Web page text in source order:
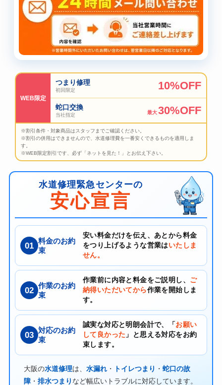
WEB限定
つまり修理
初回限定 10%OFF
蛇口交換
当社指定 最大30%OFF
※割引条件・対象商品はスタッフまでご確認ください。
※割引の併用はできませんので、水道修理費を一番安くできるものを適用しま
す。
※WEB限定割引です、必ず「ネットを見た！」とお伝え下さい。
水道修理緊急センターの
安心宣言
01 料金のお約
束
安い料金だけを伝え、あとから料金
をつり上げるような営業はいたしま
せん。
02 作業のお約
束
作業前に内容と料金をご説明し、 ご
納得いただいてから作業を開始しま
す。
03 対応のお約
束
誠実な対応と明朗会計で、「 お願い
して良かった 」と思える対応をお約
束します。
大阪の水道修理は、 水漏れ・ トイレつまり ・ 蛇口の故
障・ 排水つまり など幅広いトラブルに対応しています。